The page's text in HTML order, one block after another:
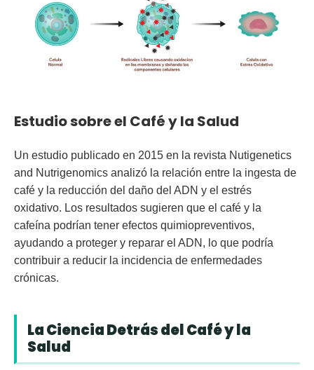
Estudio sobre el Café y la Salud
Un estudio publicado en 2015 en la revista Nutigenetics
and Nutrigenomics analizó la relación entre la ingesta de
café y la reducción del daño del ADN y el estrés
oxidativo. Los resultados sugieren que el café y la
cafeína podrían tener efectos quimiopreventivos,
ayudando a proteger y reparar el ADN, lo que podría
contribuir a reducir la incidencia de enfermedades
crónicas.
La Ciencia Detrás del Café y la
Salud